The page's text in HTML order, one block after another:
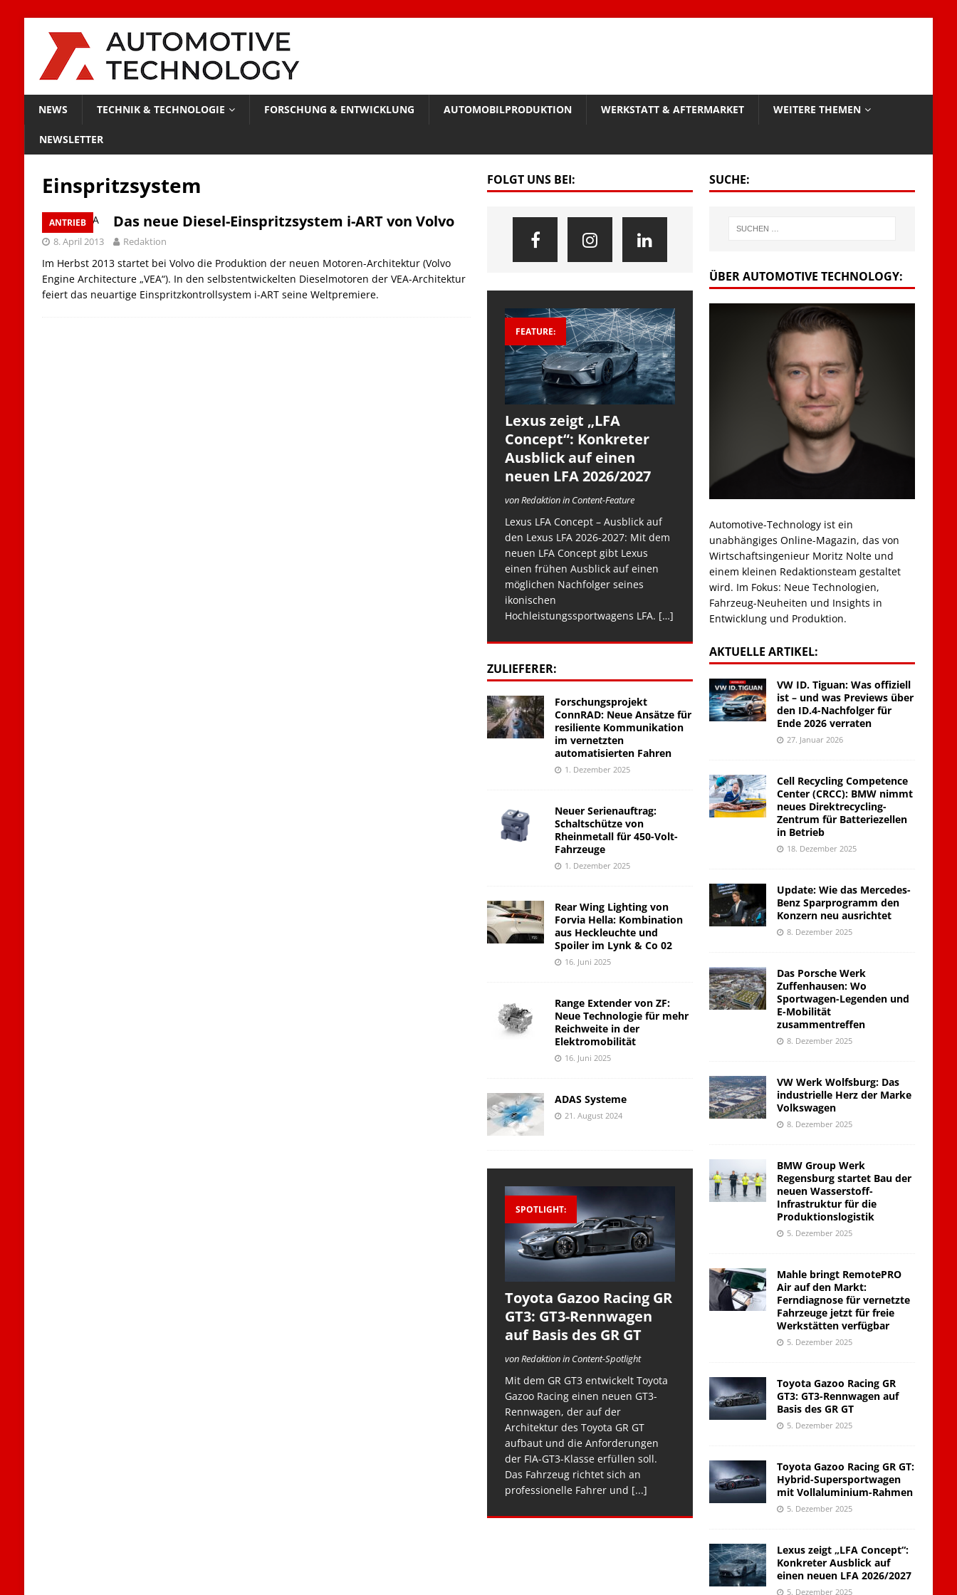
NEWS TECHNIK & TECHNOLOGIE FORSCHUNG & ENTWICKLUNG AUTOMOBILPRODUKTION WERKSTATT & AFTERMARKET WEITERE THEMEN
NEWSLETTER
Einspritzsystem
ANTRIEB Das neue Diesel-Einspritzsystem i-ART von Volvo
8. April 2013 Redaktion
Im Herbst 2013 startet bei Volvo die Produktion der neuen Motoren-Architektur (Volvo
Engine Architecture „VEA“). In den selbstentwickelten Dieselmotoren der VEA-Architektur
feiert das neuartige Einspritzkontrollsystem i-ART seine Weltpremiere.
FOLGT UNS BEI:
FEATURE:
Lexus zeigt „LFA
Concept“: Konkreter
Ausblick auf einen
neuen LFA 2026/2027
von Redaktion in Content-Feature
Lexus LFA Concept – Ausblick auf
den Lexus LFA 2026-2027: Mit dem
neuen LFA Concept gibt Lexus
einen frühen Ausblick auf einen
möglichen Nachfolger seines
ikonischen
Hochleistungssportwagens LFA. […]
ZULIEFERER:
Forschungsprojekt
ConnRAD: Neue Ansätze für
resiliente Kommunikation
im vernetzten
automatisierten Fahren
1. Dezember 2025
Neuer Serienauftrag:
Schaltschütze von
Rheinmetall für 450-Volt-
Fahrzeuge
1. Dezember 2025
Rear Wing Lighting von
Forvia Hella: Kombination
aus Heckleuchte und
Spoiler im Lynk & Co 02
16. Juni 2025
Range Extender von ZF:
Neue Technologie für mehr
Reichweite in der
Elektromobilität
16. Juni 2025
ADAS Systeme
21. August 2024
SPOTLIGHT:
Toyota Gazoo Racing GR
GT3: GT3-Rennwagen
auf Basis des GR GT
von Redaktion in Content-Spotlight
Mit dem GR GT3 entwickelt Toyota
Gazoo Racing einen neuen GT3-
Rennwagen, der auf der
Architektur des Toyota GR GT
aufbaut und die Anforderungen
der FIA-GT3-Klasse erfüllen soll.
Das Fahrzeug richtet sich an
professionelle Fahrer und [...]
SUCHE:
ÜBER AUTOMOTIVE TECHNOLOGY:
Automotive-Technology ist ein
unabhängiges Online-Magazin, das von
Wirtschaftsingenieur Moritz Nolte und
einem kleinen Redaktionsteam gestaltet
wird. Im Fokus: Neue Technologien,
Fahrzeug-Neuheiten und Insights in
Entwicklung und Produktion.
AKTUELLE ARTIKEL:
VW ID. Tiguan: Was offiziell
ist – und was Previews über
den ID.4-Nachfolger für
Ende 2026 verraten
27. Januar 2026
Cell Recycling Competence
Center (CRCC): BMW nimmt
neues Direktrecycling-
Zentrum für Batteriezellen
in Betrieb
18. Dezember 2025
Update: Wie das Mercedes-
Benz Sparprogramm den
Konzern neu ausrichtet
8. Dezember 2025
Das Porsche Werk
Zuffenhausen: Wo
Sportwagen-Legenden und
E-Mobilität
zusammentreffen
8. Dezember 2025
VW Werk Wolfsburg: Das
industrielle Herz der Marke
Volkswagen
8. Dezember 2025
BMW Group Werk
Regensburg startet Bau der
neuen Wasserstoff-
Infrastruktur für die
Produktionslogistik
5. Dezember 2025
Mahle bringt RemotePRO
Air auf den Markt:
Ferndiagnose für vernetzte
Fahrzeuge jetzt für freie
Werkstätten verfügbar
5. Dezember 2025
Toyota Gazoo Racing GR
GT3: GT3-Rennwagen auf
Basis des GR GT
5. Dezember 2025
Toyota Gazoo Racing GR GT:
Hybrid-Supersportwagen
mit Vollaluminium-Rahmen
5. Dezember 2025
Lexus zeigt „LFA Concept“:
Konkreter Ausblick auf
einen neuen LFA 2026/2027
5. Dezember 2025